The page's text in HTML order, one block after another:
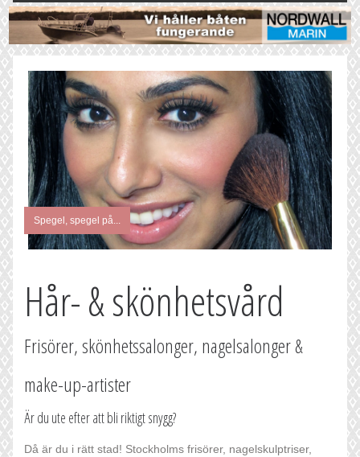
Spegel, spegel på...
Hår- & skönhetsvård
Frisörer, skönhetssalonger, nagelsalonger &
make-up-artister
Är du ute efter att bli riktigt snygg?
Då är du i rätt stad! Stockholms frisörer, nagelskulptriser,